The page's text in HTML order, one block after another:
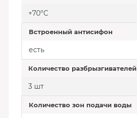
+70°C
Встроенный антисифон
есть
Количество разбрызгивателей
3 шт
Количество зон подачи воды